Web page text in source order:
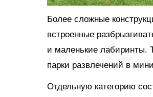
Более сложные
встроенные
и маленькие лабиринты.
парки развлечений в
Отдельную категорию